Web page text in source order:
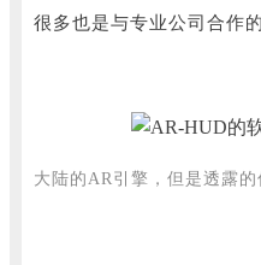
很多也是与专业公司合作的
大陆的AR引擎，但是透露的